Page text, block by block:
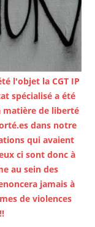
l'objet la CGT IP
spécialisé a été
matière de liberté
dans notre
qui avaient
ci sont donc à
au sein des
jamais à
de violences